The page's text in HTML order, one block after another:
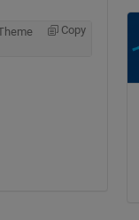
Copy